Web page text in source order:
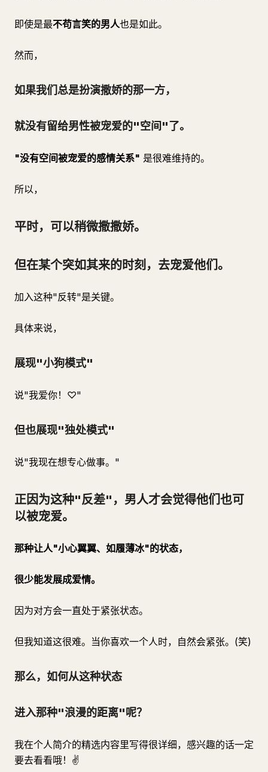
即使是最不苟言笑的男人也是如此。
然而，
如果我们总是扮演撒娇的那一方，
就没有留给男性被宠爱的"空间"了。
"没有空间被宠爱的感情关系" 是很难维持的。
所以，
平时，可以稍微撒撒娇。
但在某个突如其来的时刻，去宠爱他们。
加入这种"反转"是关键。
具体来说，
展现"小狗模式"
说"我爱你！♡"
但也展现"独处模式"
说"我现在想专心做事。"
正因为这种"反差"，男人才会觉得他们也可
以被宠爱。
那种让人"小心翼翼、如履薄冰"的状态，
很少能发展成爱情。
因为对方会一直处于紧张状态。
但我知道这很难。当你喜欢一个人时，自然会紧张。(笑)
那么，如何从这种状态
进入那种"浪漫的距离"呢？
我在个人简介的精选内容里写得很详细，感兴趣的话一定
要去看看哦！✌️